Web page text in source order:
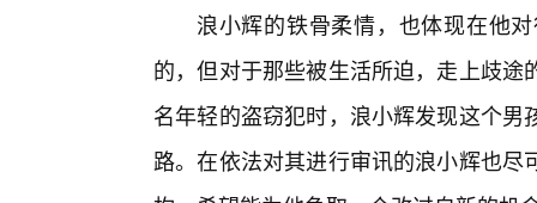
浪小辉的铁骨柔情，也体现在他
的，但对于那些被生活所迫，走上歧
名年轻的盗窃犯时，浪小辉发现这个
路。在依法对其进行审讯的浪小辉也